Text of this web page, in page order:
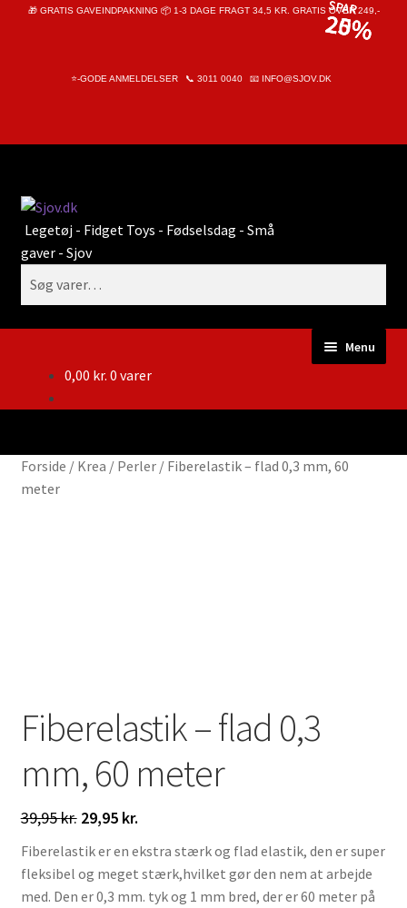
🎁 GRATIS GAVEINDPAKNING 📦 1-3 DAGE FRAGT 34,5 KR. GRATIS OVER 249,-
⭐-GODE ANMELDELSER 📞 3011 0040 📧 INFO@SJOV.DK
Spring
til
navigation
Spring
til
indhold
efter:
Søg
Menu
Forside
Om os
0,00 kr. 0 varer
Forside / Krea / Perler/ Fiberelastik – flad 0,3 mm, 60
meter
Fiberelastik – flad 0,3
mm, 60 meter
39,95kr. Den
oprindelige
pris
var:
29,95 kr.Den
aktuelle
pris
er:
Fiberelastik er en ekstra stærk og flad elastik, den er super
fleksibel og meget stærk,hvilket gør den nem at arbejde
med. Den er 0,3 mm. tyk og 1 mm bred, der er 60 meter på
SPAR
25%
SPAR
20%
SPAR
25%